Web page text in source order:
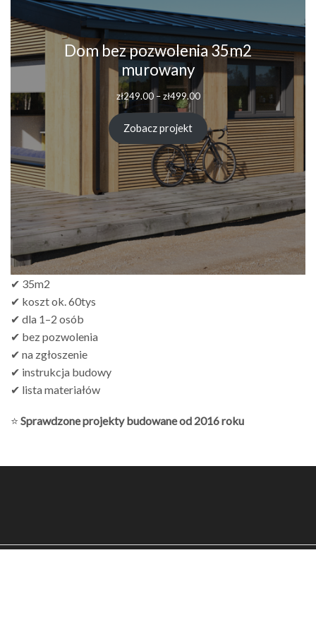
Dom bez pozwolenia 35m2
murowany
zł249.00 – zł499.00Zakres
od
zł249.00
do
zł499.00
Zobacz projekt
✔ 35m2
✔ koszt ok. 60tys
✔ dla 1–2 osób
✔ bez pozwolenia
✔ na zgłoszenie
✔ instrukcja budowy
✔ lista materiałów
⭐ Sprawdzone projekty budowane od 2016 roku